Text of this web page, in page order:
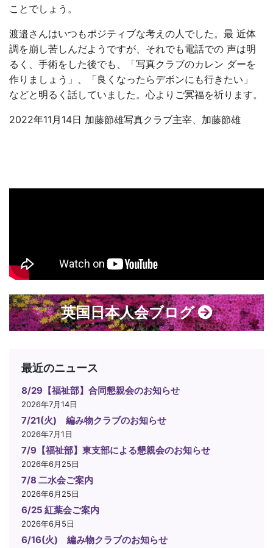
ことでしょう。
渡邉さんはいつもポジティブな考えの人でした。最 近体
調を崩し苦しんだようですが、それでも電話での 声は明
るく、手術をした後でも、「写真クラブのカレン ダーを
作りましょう」、「良くなったらデボンにも行きたい」
などと明るく話していました。心よりご冥福を祈ります。
2022年11月14日 加藤節雄写真クラブ主宰、加藤節雄
英国日本人会ブログ
最近のニュース
8/29【福祉部】合同懇親会のお知らせ
2026年7月14日
7/21(火) 編み物クラブのお知らせ
2026年7月1日
7/9【福祉部】東支部による懇親会のお知らせ
2026年6月25日
7/8 二水会ご案内
2026年6月25日
6/25 紅葉会ご案内
2026年6月5日
6/16(火) 編み物クラブのお知らせ